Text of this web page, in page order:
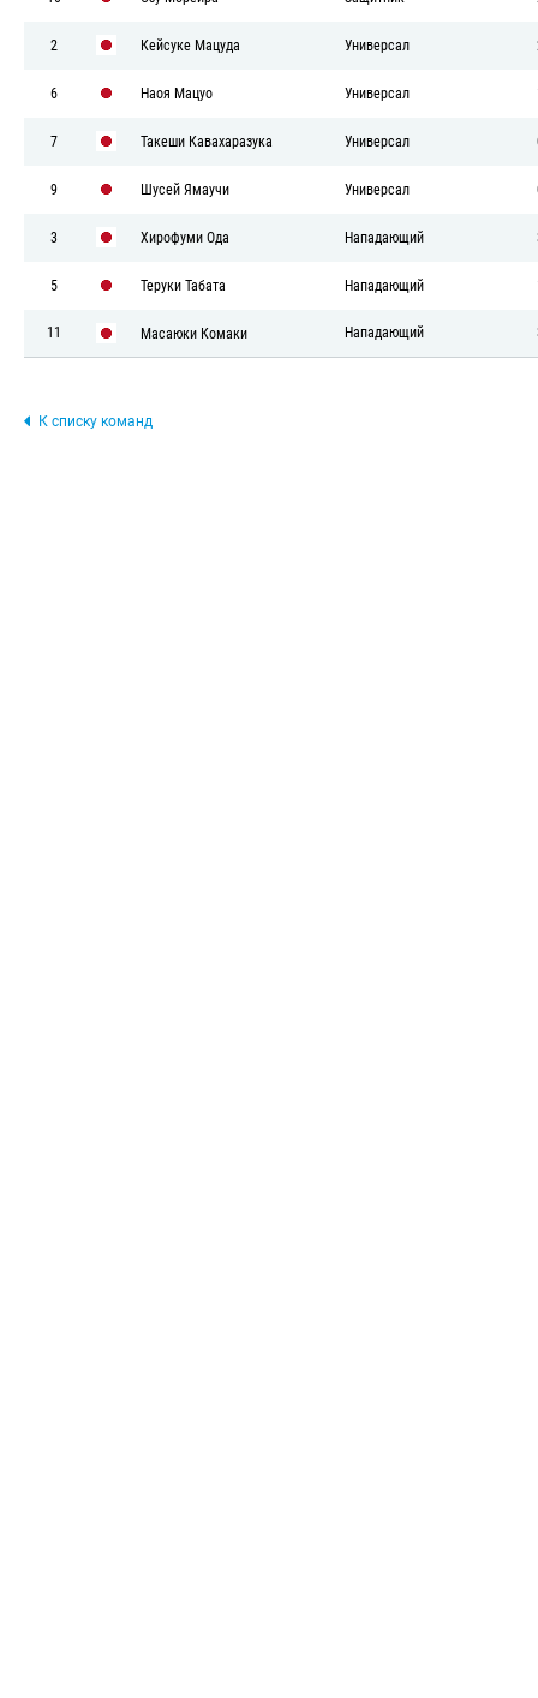
2 Кейсуке Мацуда Универсал
6 Наоя Мацуо Универсал
7 Такеши Кавахаразука Универсал
9 Шусей Ямаучи Универсал
3 Хирофуми Ода Нападающий
5 Теруки Табата Нападающий
11 Масаюки Комаки Нападающий
К списку команд